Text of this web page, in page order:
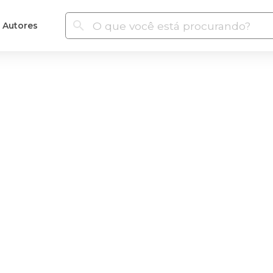
Autores